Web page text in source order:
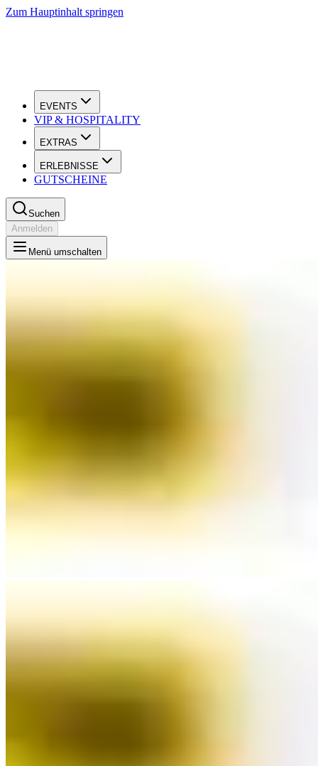
Zum Hauptinhalt springen
EVENTS
VIP & HOSPITALITY
EXTRAS
ERLEBNISSE
GUTSCHEINE
Suchen
Anmelden
Menü umschalten